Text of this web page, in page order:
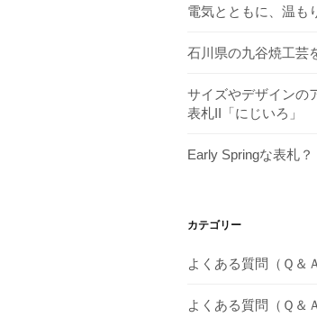
電気とともに、温も
石川県の九谷焼工芸
サイズやデザインの
表札II「にじいろ」
Early Springな表札？
カテゴリー
よくある質問（Ｑ＆
よくある質問（Ｑ＆